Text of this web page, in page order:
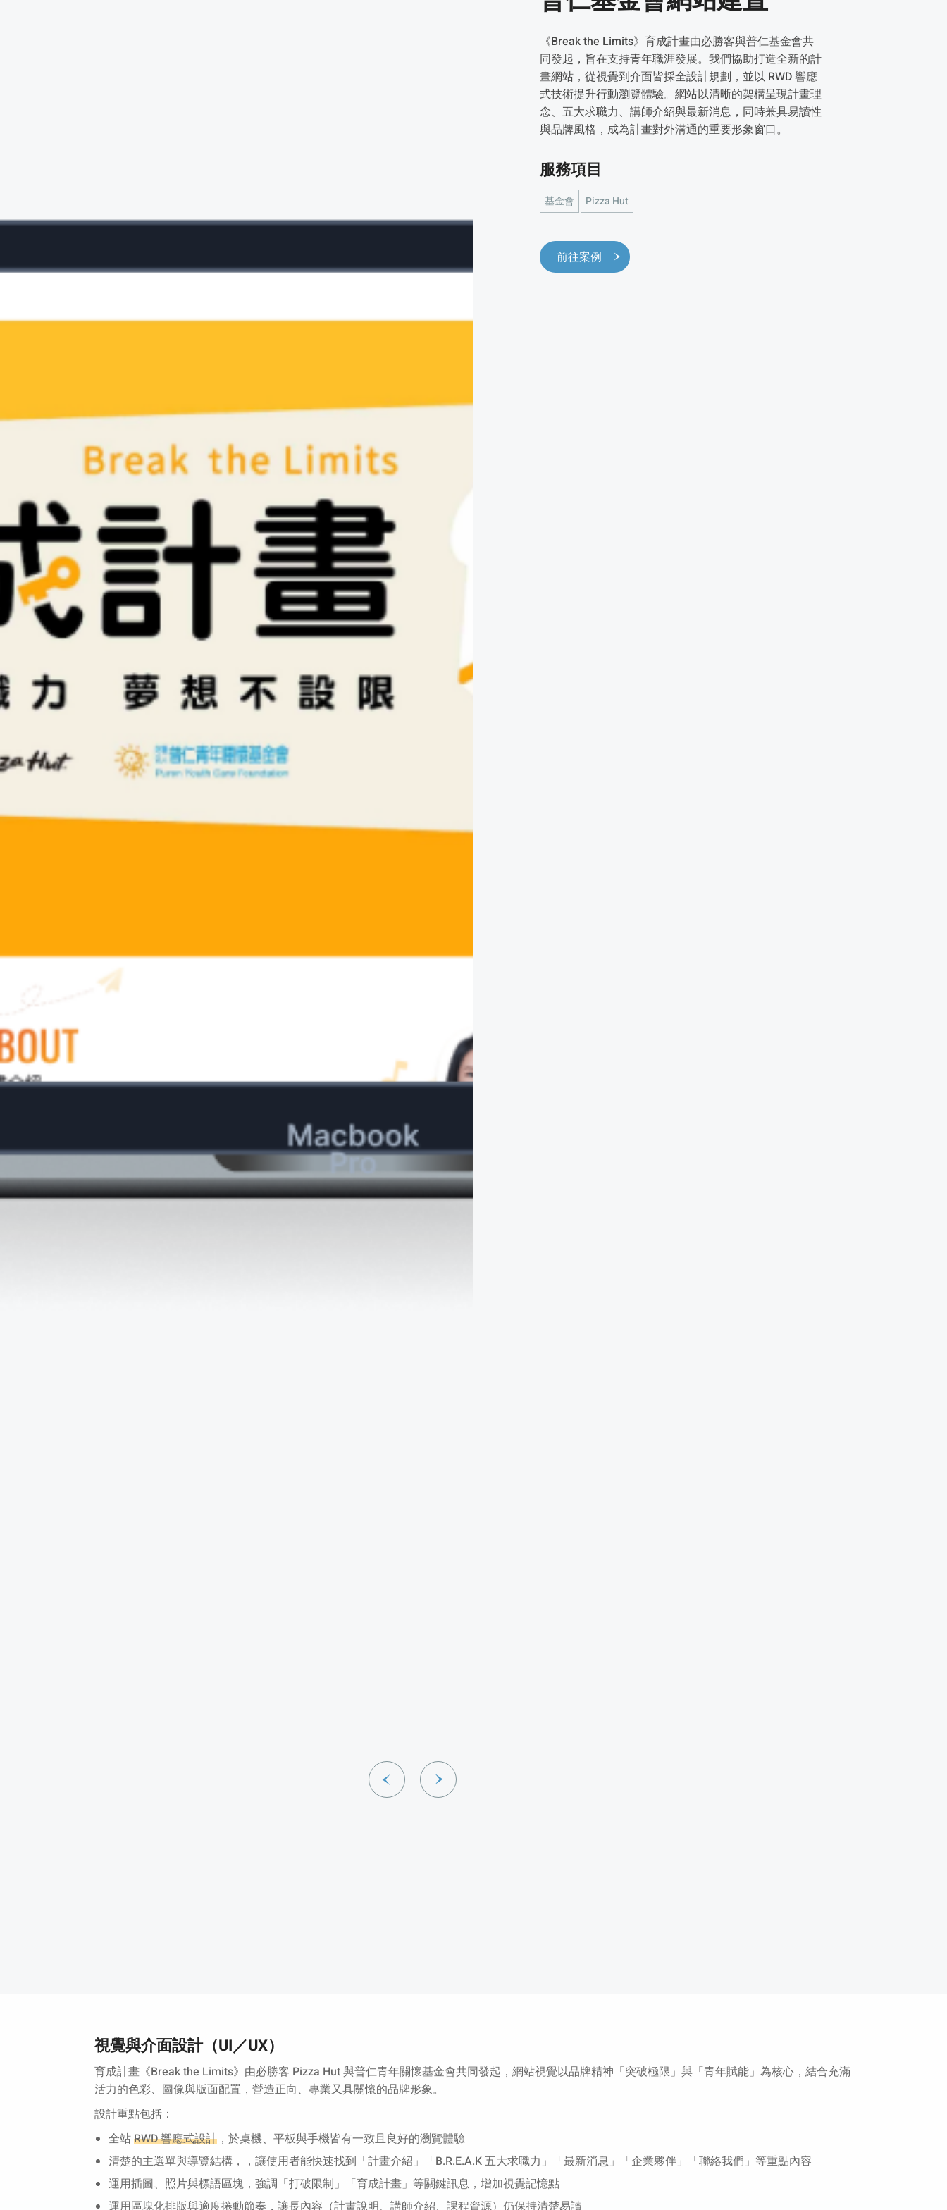
《Break the Limits》育成計畫由必勝客與普仁基金會共
同發起，旨在支持青年職涯發展。我們協助打造全新的計
畫網站，從視覺到介面皆採全設計規劃，並以 RWD 響應
式技術提升行動瀏覽體驗。網站以清晰的架構呈現計畫理
念、五大求職力、講師介紹與最新消息，同時兼具易讀性
與品牌風格，成為計畫對外溝通的重要形象窗口。
服務項目
基金會 Pizza Hut
前往案例
視覺與介面設計（UI／UX）
育成計畫《Break the Limits》由必勝客 Pizza Hut 與普仁青年關懷基金會共同發起，網站視覺以品牌精神「突破極限」與「青年賦能」為核心，結合充滿
活力的色彩、圖像與版面配置，營造正向、專業又具關懷的品牌形象。
設計重點包括：
全站RWD 響應式設計 ，於桌機、平板與手機皆有一致且良好的瀏覽體驗
清楚的主選單與導覽結構，，讓使用者能快速找到「計畫介紹」「B.R.E.A.K 五大求職力」「最新消息」「企業夥伴」「聯絡我們」等重點內容
運用插圖、照片與標語區塊，強調「打破限制」「育成計畫」等關鍵訊息，增加視覺記憶點
運用區塊化排版與適度捲動節奏，讓長內容（計畫說明、講師介紹、課程資源）仍保持清楚易讀